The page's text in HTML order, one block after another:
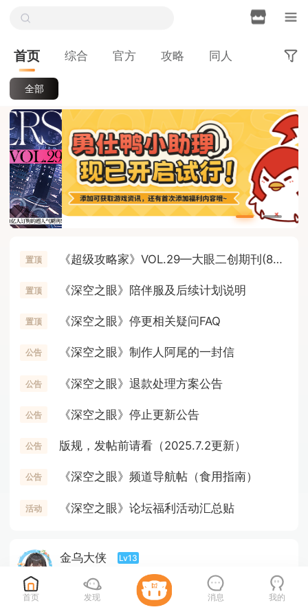
首页 综合 官方 攻略 同人
全部
置顶 《超级攻略家》VOL.29—大眼二创期刊(8月6日更新)
置顶 《深空之眼》陪伴服及后续计划说明
置顶 《深空之眼》停更相关疑问FAQ
公告 《深空之眼》制作人阿尾的一封信
公告 《深空之眼》退款处理方案公告
公告 《深空之眼》停止更新公告
公告 版规，发帖前请看（2025.7.2更新）
公告 《深空之眼》频道导航帖（食用指南）
活动 《深空之眼》论坛福利活动汇总贴
金乌大侠 Lv13
· Gaea世界管理员
一张图带大家看懂大眼双S角色版本
首页 发现 消息 我的